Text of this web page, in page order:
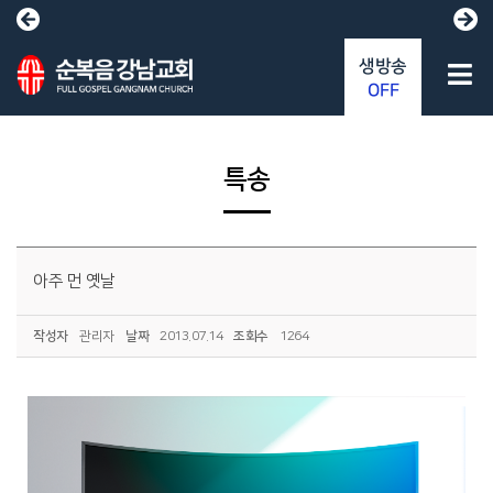
특송
아주 먼 옛날
작성자 관리자 날짜 2013.07.14 조회수 1264
생방송
OFF